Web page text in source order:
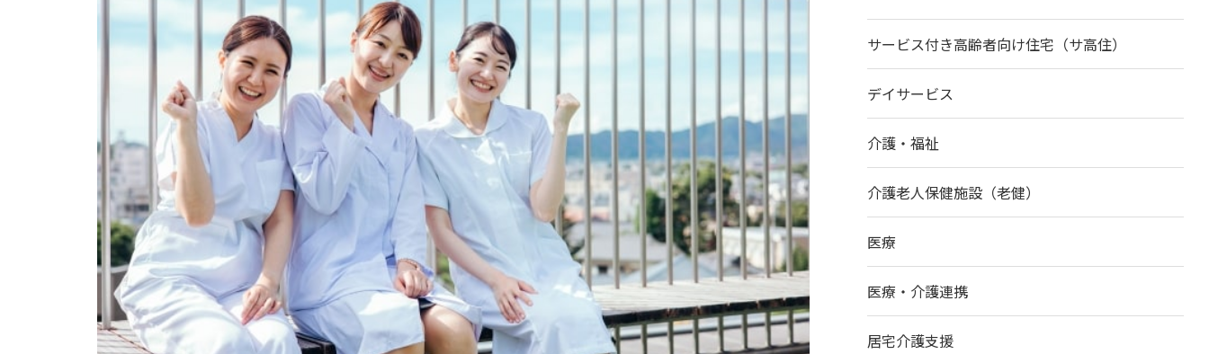
サービス付き高齢者向け住宅（サ高住）
デイサービス
介護・福祉
介護老人保健施設（老健）
医療
医療・介護連携
居宅介護支援